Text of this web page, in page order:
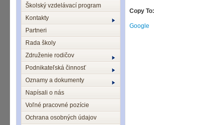
Školský vzdelávací program
Kontakty
Partneri
Rada školy
Združenie rodičov
Podnikateľská činnosť
Oznamy a dokumenty
Napísali o nás
Voľné pracovné pozície
Ochrana osobných údajov
Copy To:
Google